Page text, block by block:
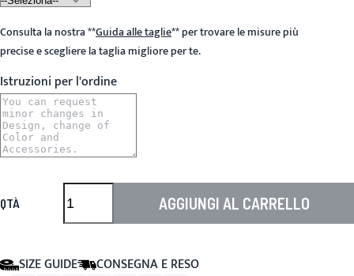
Consulta la nostra**Guida alle taglie**per trovare le misure più
precise e scegliere la taglia migliore per te.
Istruzioni per l'ordine
QTÀ AGGIUNGI AL CARRELLO
SIZE GUIDE CONSEGNA E RESO